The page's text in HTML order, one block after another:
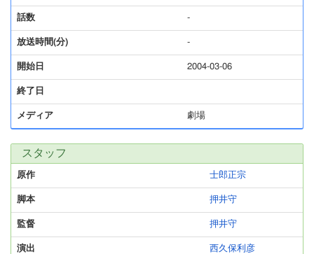
話数 -
放送時間(分) -
開始日 2004-03-06
終了日
メディア 劇場
スタッフ
原作 士郎正宗
脚本 押井守
監督 押井守
演出 西久保利彦